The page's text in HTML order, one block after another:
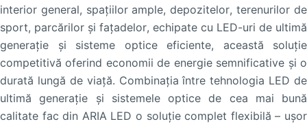
interior general, spațiilor ample, depozitelor, terenurilor de
sport, parcărilor și fațadelor, echipate cu LED-uri de ultimă
generaţie şi sisteme optice eficiente, această soluţie
competitivă oferind economii de energie semnificative și o
durată lungă de viață. Combinaţia între tehnologia LED de
ultimă generaţie şi sistemele optice de cea mai bună
calitate fac din ARIA LED o soluţie complet flexibilă – uşor